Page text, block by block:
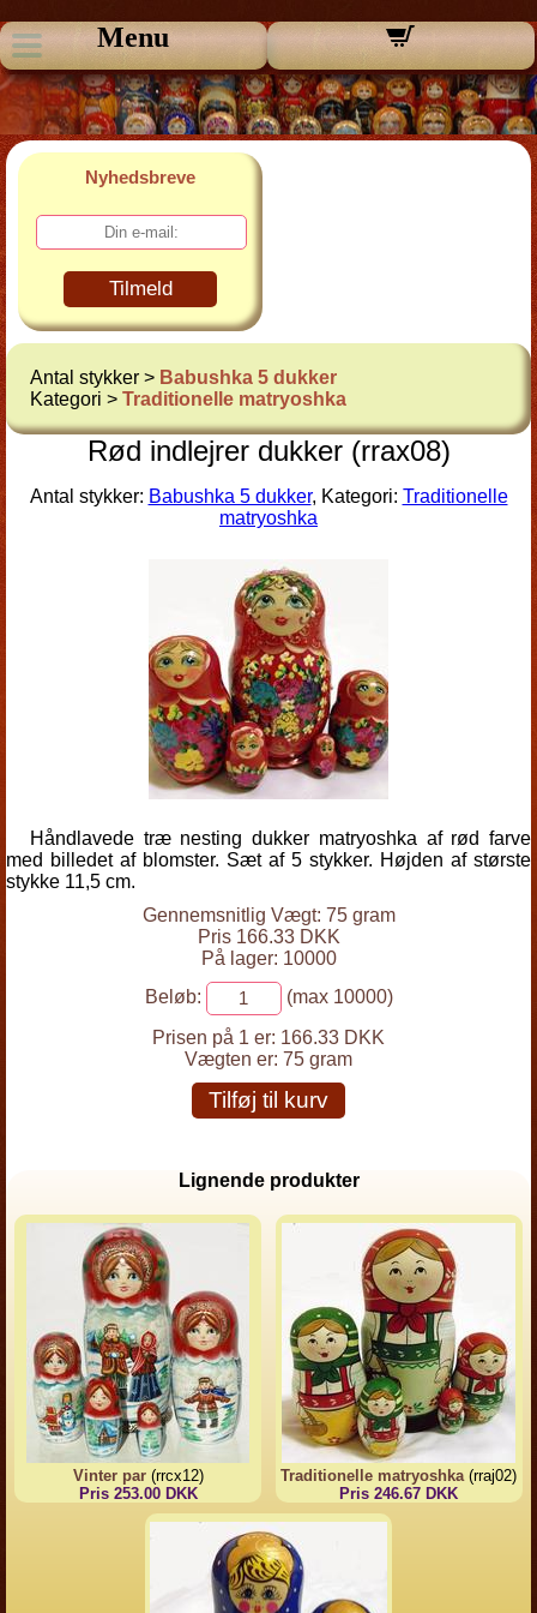
Menu
Nyhedsbreve
Tilmeld
Antal stykker > Babushka 5 dukker
Kategori > Traditionelle matryoshka
Rød indlejrer dukker (rrax08)
Antal stykker: Babushka 5 dukker, Kategori: Traditionelle
matryoshka
Håndlavede træ nesting dukker matryoshka af rød farve
med billedet af blomster. Sæt af 5 stykker. Højden af største
stykke 11,5 cm.
Gennemsnitlig Vægt: 75 gram
Pris 166.33 DKK
På lager: 10000
Beløb:
(max 10000)
Prisen på 1 er: 166.33 DKK
Vægten er: 75 gram
Tilføj til kurv
Lignende produkter
Vinter par(rrcx12)
Pris 253.00 DKK
Traditionelle matryoshka(rraj02)
Pris 246.67 DKK